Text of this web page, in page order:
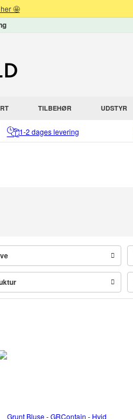
🤩
TILBEHØR UDSTYR
1-2 dages levering